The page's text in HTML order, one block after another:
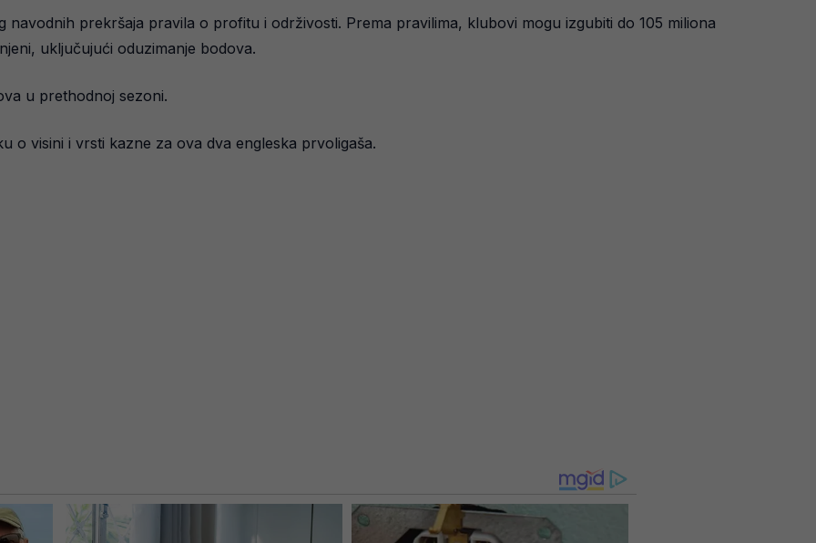
navodnih prekršaja pravila o profitu i održivosti. Prema pravilima, klubovi mogu izgubiti do 105 miliona
uključujući oduzimanje bodova.
u prethodnoj sezoni.
o visini i vrsti kazne za ova dva engleska prvoligaša.